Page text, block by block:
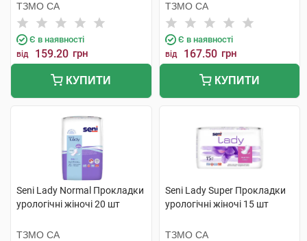
ТЗМО СА
Є в наявності
від 159.20 грн
КУПИТИ
ТЗМО СА
Є в наявності
від 167.50 грн
КУПИТИ
Seni Lady Normal Прокладки
урологічні жіночі 20 шт
ТЗМО СА
Seni Lady Super Прокладки
урологічні жіночі 15 шт
ТЗМО СА